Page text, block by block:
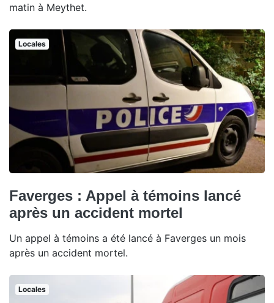
matin à Meythet.
Locales
Faverges : Appel à témoins lancé
après un accident mortel
Un appel à témoins a été lancé à Faverges un mois
après un accident mortel.
Locales